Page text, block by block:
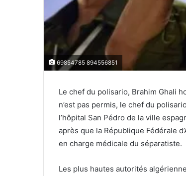
69854785 894556851
Le chef du polisario, Brahim Ghali
n’est pas permis, le chef du
l’hôpital San Pédro de la ville
après que la République Fédérale
en charge médicale du séparatiste.
Les plus hautes autorités